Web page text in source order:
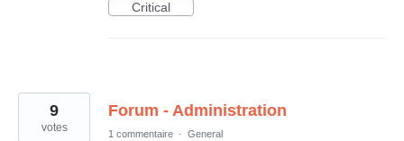
Critical
Forum - Administration
9
votes 1 commentaire · General